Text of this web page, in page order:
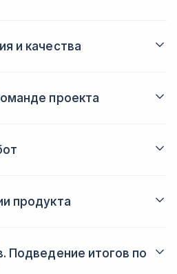
и качества
специалистов.
проекта
продукта
Подведение итогов по